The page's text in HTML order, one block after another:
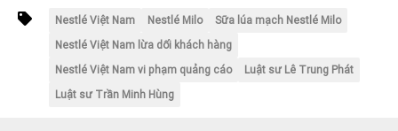
Nestlé Việt Nam Nestlé Milo
Sữa lúa mạch Nestlé Milo
Nestlé Việt Nam lừa dối khách hàng
Nestlé Việt Nam vi phạm quảng cáo
Luật sư Lê Trung Phát
Luật sư Trần Minh Hùng